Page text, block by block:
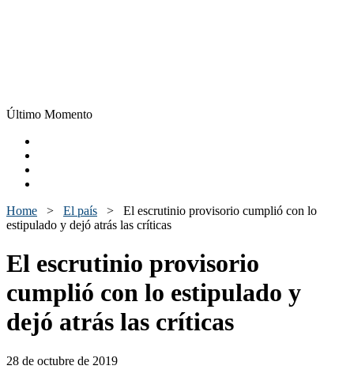
Último Momento
Home > El país > El escrutinio provisorio cumplió con lo
estipulado y dejó atrás las críticas
El escrutinio provisorio
cumplió con lo estipulado y
dejó atrás las críticas
28 de octubre de 2019